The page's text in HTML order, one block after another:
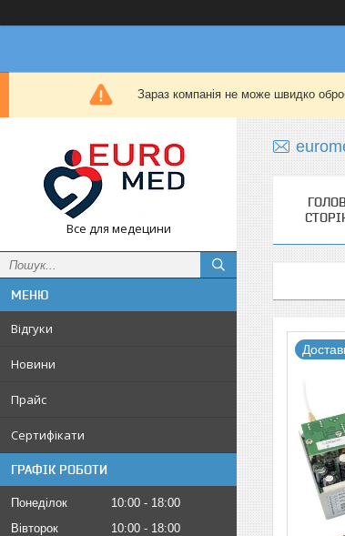
Зараз компанія не може швидко
Все для медецини
Відгуки
Новини
Прайс
Сертифікати
ГРАФІК РОБОТИ
Понеділок 10:00
18:00
Вівторок
10:00
18:00